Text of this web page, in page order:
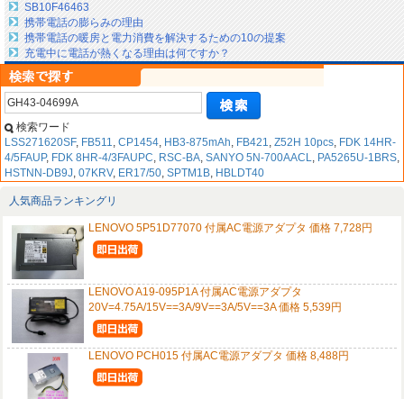
SB10F46463
携帯電話の膨らみの理由
携帯電話の暖房と電力消費を解決するための10の提案
充電中に電話が熱くなる理由は何ですか？
検索ワード
LSS271620SF, FB511, CP1454, HB3-875mAh, FB421, Z52H 10pcs, FDK 14HR-
4/5FAUP, FDK 8HR-4/3FAUPC, RSC-BA, SANYO 5N-700AACL, PA5265U-1BRS,
HSTNN-DB9J, 07KRV, ER17/50, SPTM1B, HBLDT40
人気商品ランキングリ
LENOVO 5P51D77070 付属AC電源アダプタ 価格 7,728円
LENOVO A19-095P1A 付属AC電源アダプタ
20V=4.75A/15V==3A/9V==3A/5V==3A 価格 5,539円
LENOVO PCH015 付属AC電源アダプタ 価格 8,488円